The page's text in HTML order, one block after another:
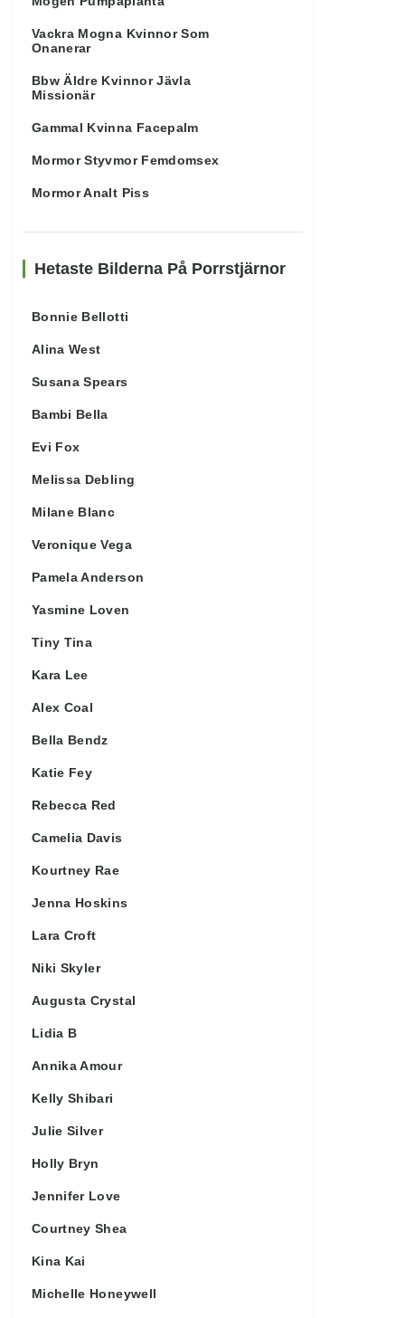
Vackra Mogna Kvinnor Som
Onanerar
Bbw Äldre Kvinnor Jävla
Missionär
Gammal Kvinna Facepalm
Mormor Styvmor Femdomsex
Mormor Analt Piss
Hetaste Bilderna På Porrstjärnor
Bonnie Bellotti
Alina West
Susana Spears
Bambi Bella
Evi Fox
Melissa Debling
Milane Blanc
Veronique Vega
Pamela Anderson
Yasmine Loven
Tiny Tina
Kara Lee
Alex Coal
Bella Bendz
Katie Fey
Rebecca Red
Camelia Davis
Kourtney Rae
Jenna Hoskins
Lara Croft
Niki Skyler
Augusta Crystal
Lidia B
Annika Amour
Kelly Shibari
Julie Silver
Holly Bryn
Jennifer Love
Courtney Shea
Kina Kai
Michelle Honeywell